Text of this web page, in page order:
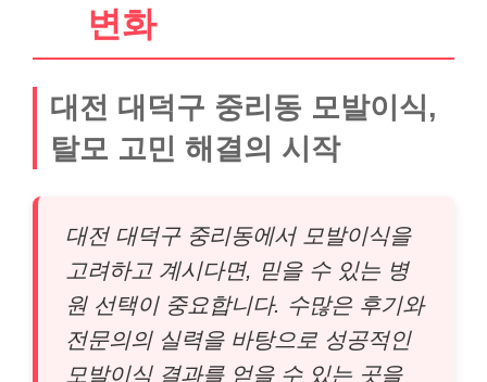
변화
대전 대덕구 중리동 모발이식,
탈모 고민 해결의 시작
대전 대덕구 중리동에서 모발이식을
고려하고 계시다면, 믿을 수 있는 병
원 선택이 중요합니다. 수많은 후기와
전문의의 실력을 바탕으로 성공적인
모발이식 결과를 얻을 수 있는 곳을